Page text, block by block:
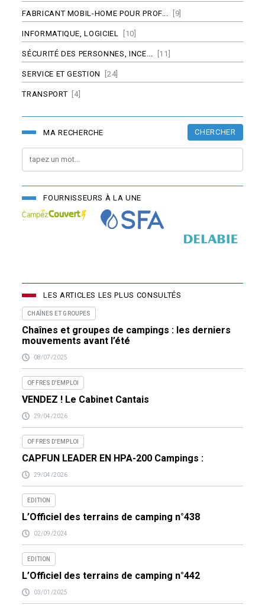
FABRICANT MOBIL-HOME POUR PROF... [9]
INFORMATIQUE, LOGICIEL [10]
SÉCURITÉ DES PERSONNES, INCE... [11]
SERVICE ET GESTION [24]
TRANSPORT [4]
MA RECHERCHE CHERCHER
FOURNISSEURS À LA UNE
LES ARTICLES LES PLUS CONSULTÉS
CHAÎNES ET GROUPES
Chaînes et groupes de campings : les derniers
mouvements avant l’été
08/07/2025
OFFRES D'EMPLOI
VENDEZ ! Le Cabinet Cantais
29/04/2026
OFFRES D'EMPLOI
CAPFUN LEADER EN HPA-200 Campings :
29/04/2026
EDITION
L’Officiel des terrains de camping n°438
02/09/2024
EDITION
L’Officiel des terrains de camping n°442
03/01/2025